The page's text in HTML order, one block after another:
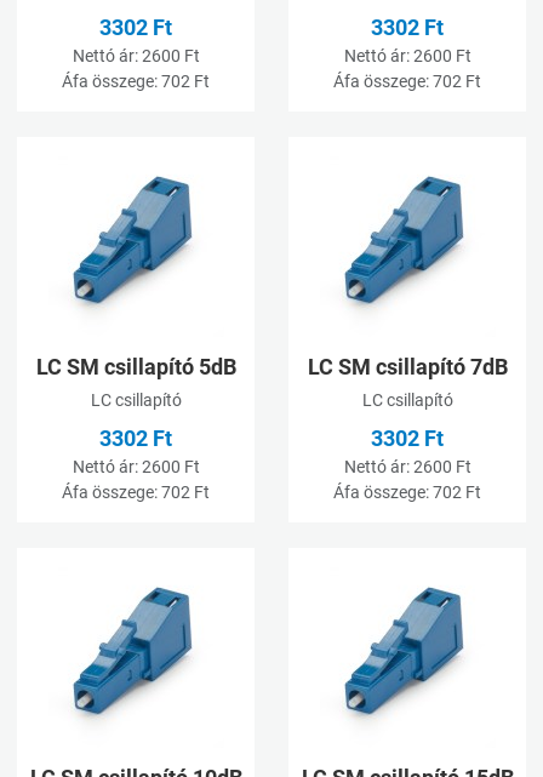
3302 Ft
Nettó ár:2600 Ft
Áfa összege:702 Ft
3302 Ft
Nettó ár:2600 Ft
Áfa összege:702 Ft
Kívánságlistához adom
Összehasonlításhoz adom
Gyorsnézet
LC SM csillapító 5dB
LC csillapító
3302 Ft
Nettó ár:2600 Ft
Áfa összege:702 Ft
LC SM csillapító 7dB
LC csillapító
3302 Ft
Nettó ár:2600 Ft
Áfa összege:702 Ft
Kívánságlistához adom
Összehasonlításhoz adom
Gyorsnézet